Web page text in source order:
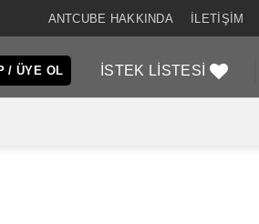
ANTCUBE HAKKINDA İLETIŞIM
/ ÜYE OL İSTEK LISTESI